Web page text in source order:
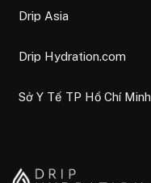
Drip Asia
Drip Hydration.com
Sở Y Tế TP Hồ Chí Minh